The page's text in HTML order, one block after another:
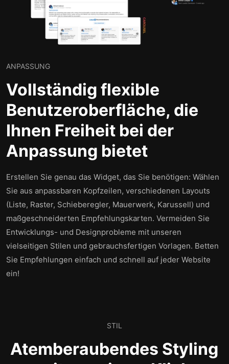
ANPASSUNG
Vollständig flexible
Benutzeroberfläche, die
Ihnen Freiheit bei der
Anpassung bietet
Erstellen Sie genau das Widget, das Sie benötigen: Wählen
Sie aus anpassbaren Kopfzeilen, verschiedenen Layouts
(Liste, Raster, Schieberegler, Mauerwerk, Karussell) und
maßgeschneiderten Empfehlungskarten. Vermeiden Sie
Entwicklungs- und Designprobleme mit unseren
vielseitigen Stilen und gebrauchsfertigen Vorlagen. Betten
Sie Empfehlungen einfach und schnell auf jeder Website
ein!
STIL
Atemberaubendes Styling